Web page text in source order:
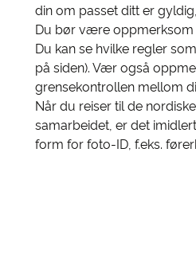
din om passet ditt er
Du bør være oppmerksom
Du kan se hvilke regler
på siden). Vær også
grensekontrollen mellom
Når du reiser til de
samarbeidet, er det
form for foto-ID, f.eks.